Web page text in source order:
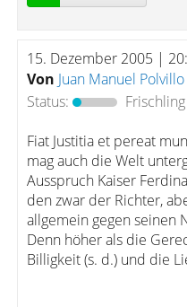
15. Dezember 2005 |
Von Juan Manuel Polvillo
Status:
Frischling
Fiat Justitia et pereat
mag auch die Welt
Ausspruch Kaiser
den zwar der Richter,
allgemein gegen seinen
Denn höher als die
Billigkeit (s. d.) und die